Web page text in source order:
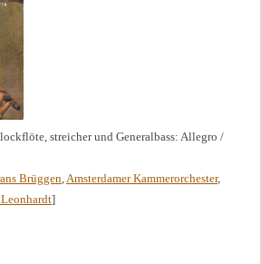
streicher und Generalbass: Allegro /
Brüggen,Amsterdamer Kammerorchester,
]